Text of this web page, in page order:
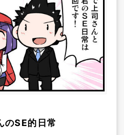
のSE的日常